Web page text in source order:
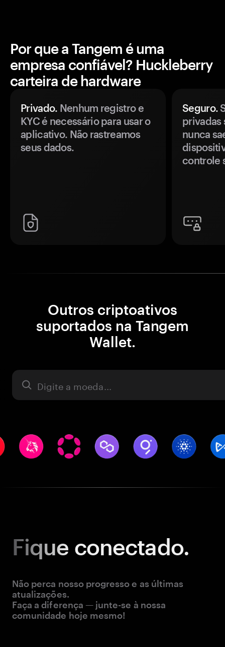
Por que a Tangem é uma
empresa confiável? Huckleberry
carteira de hardware
Privado. Nenhum registro e
KYC é necessário para usar o
aplicativo. Não rastreamos
seus dados.
Seguro.
privadas
nunca
controle
Outros criptoativos
suportados na Tangem
Wallet.
Ativo
Fique conectado.
Não perca nosso progresso e as últimas
atualizações.
Faça a diferença — junte-se à nossa
comunidade hoje mesmo!